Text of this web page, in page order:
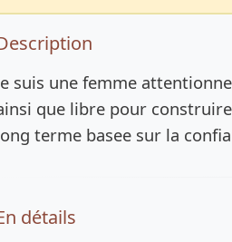
de
suis une femme
que libre pour
terme basee sur la
détails